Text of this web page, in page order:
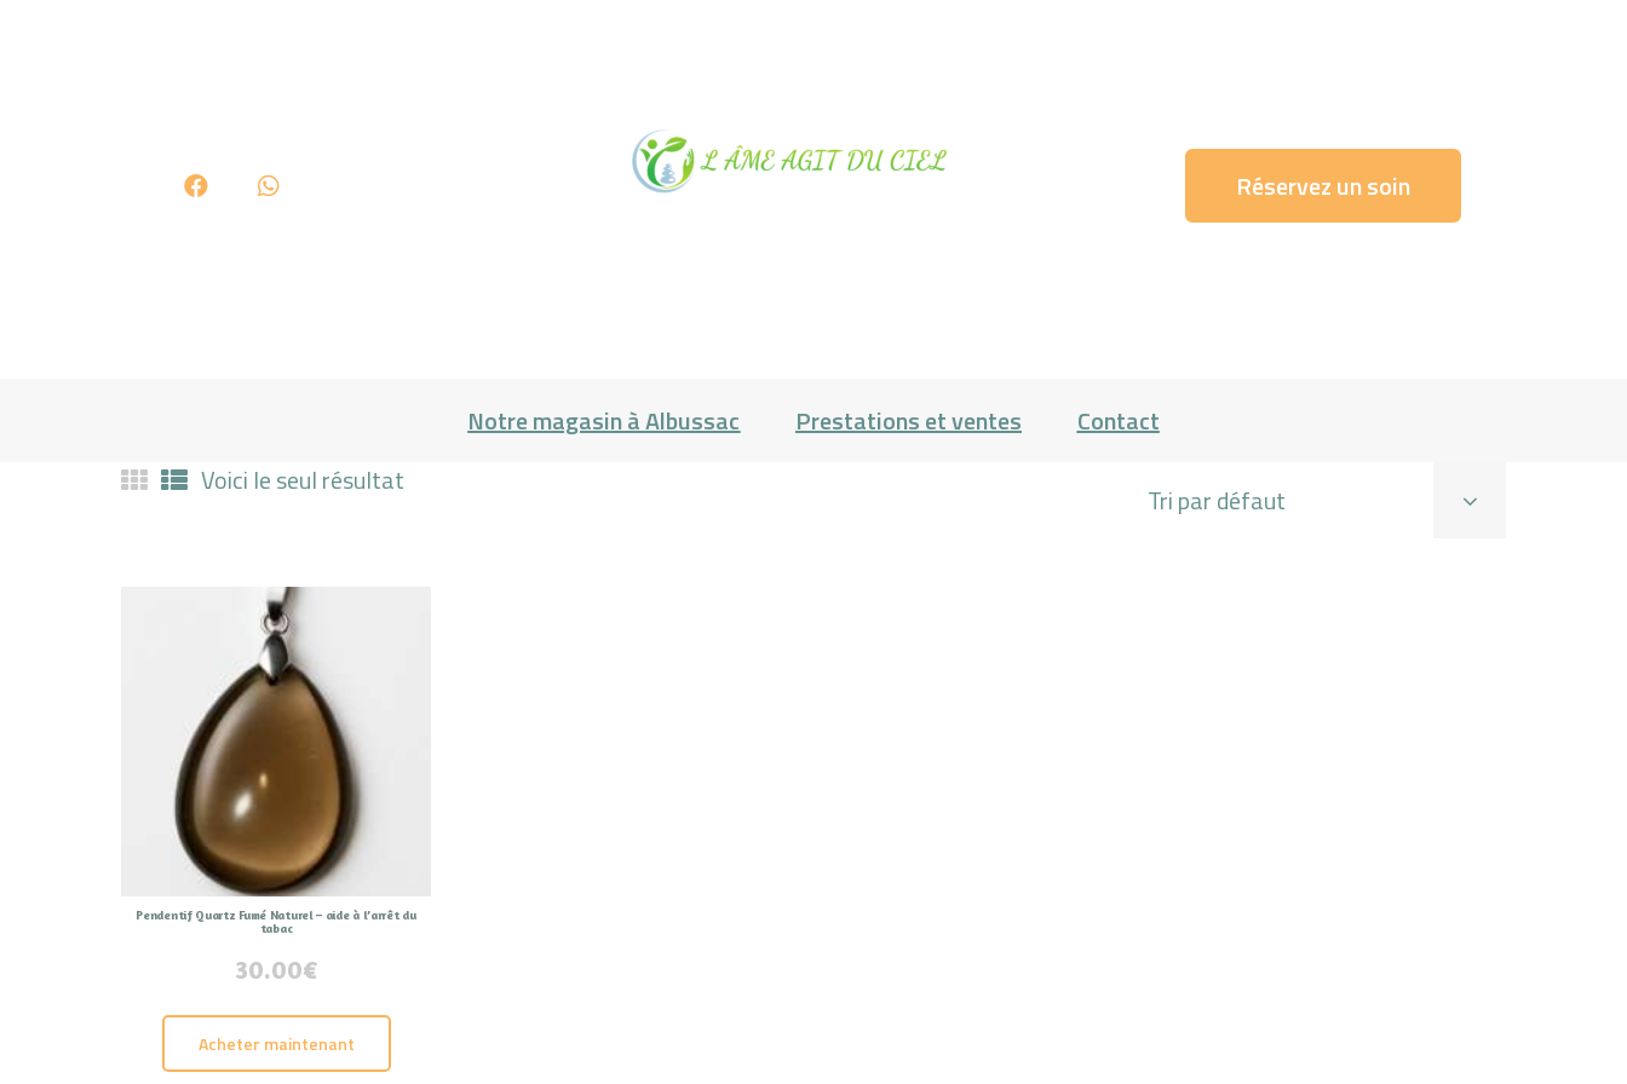
Réservez un soin
Notre magasin à Albussac Prestations et ventes Contact
NOTRE
PRESTATIONS
Voici le seul résultat
Pendentif Quartz Fumé Naturel – aide à l’arrêt du
tabac
30.00€
Acheter maintenant